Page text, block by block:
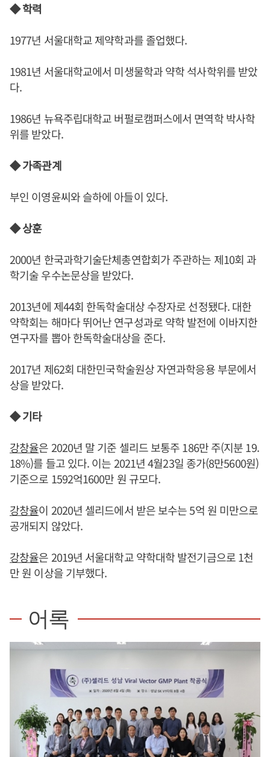
◆ 학력
1977년 서울대학교 제약학과를 졸업했다.
1981년 서울대학교에서 미생물학과 약학 석사학위를 받았
다.
1986년 뉴욕주립대학교 버펄로캠퍼스에서 면역학 박사학
위를 받았다.
◆ 가족관계
부인 이영윤씨와 슬하에 아들이 있다.
◆ 상훈
2000년 한국과학기술단체총연합회가 주관하는 제10회 과
학기술 우수논문상을 받았다.
2013년에 제44회 한독학술대상 수장자로 선정됐다. 대한
약학회는 해마다 뛰어난 연구성과로 약학 발전에 이바지한
연구자를 뽑아 한독학술대상을 준다.
2017년 제62회 대한민국학술원상 자연과학응용 부문에서
상을 받았다.
◆ 기타
강창율은 2020년 말 기준 셀리드 보통주 186만 주(지분 19.
18%)를 들고 있다. 이는 2021년 4월23일 종가(8만5600원)
기준으로 1592억1600만 원 규모다.
강창율이 2020년 셀리드에서 받은 보수는 5억 원 미만으로
공개되지 않았다.
강창율은 2019년 서울대학교 약학대학 발전기금으로 1천
만 원 이상을 기부했다.
어록